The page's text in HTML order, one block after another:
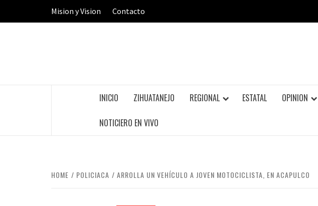
Mision y Vision Contacto
INICIO ZIHUATANEJO REGIONAL ESTATAL OPINION
NOTICIERO EN VIVO
HOME POLICIACA ARROLLA UN VEHÍCULO A JOVEN MOTOCICLISTA, EN ACAPULCO